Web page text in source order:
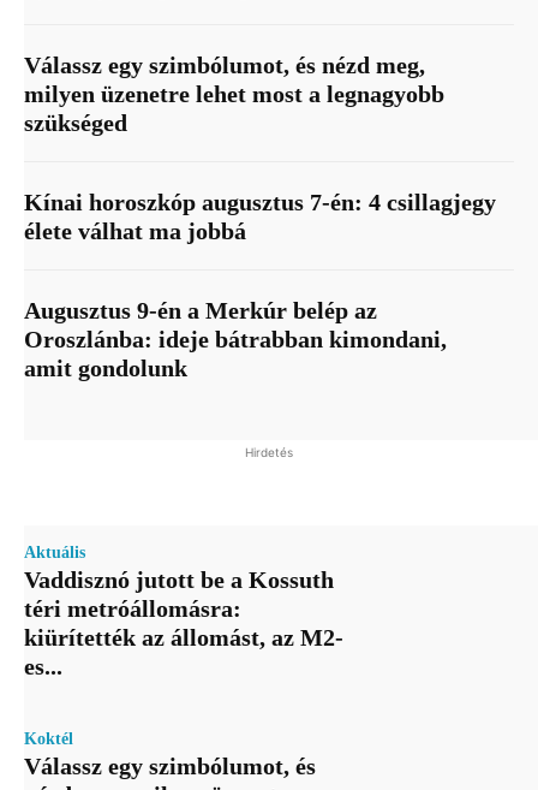
Válassz egy szimbólumot, és nézd meg,
milyen üzenetre lehet most a legnagyobb
szükséged
Kínai horoszkóp augusztus 7-én: 4 csillagjegy
élete válhat ma jobbá
Augusztus 9-én a Merkúr belép az
Oroszlánba: ideje bátrabban kimondani,
amit gondolunk
Hirdetés
Aktuális
Vaddisznó jutott be a Kossuth
téri metróállomásra:
kiürítették az állomást, az M2-
es...
Koktél
Válassz egy szimbólumot, és